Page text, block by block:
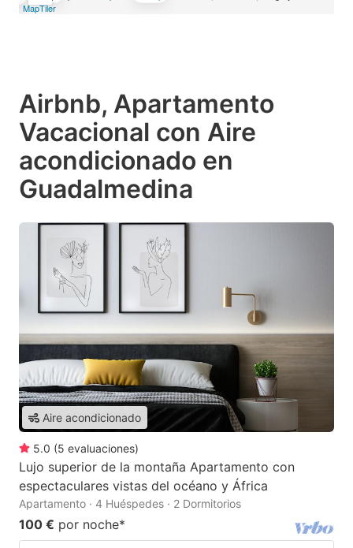
MapTiler
Airbnb, Apartamento
Vacacional con Aire
acondicionado en
Guadalmedina
Aire acondicionado
5.0 (5 evaluaciones)
Lujo superior de la montaña Apartamento con
espectaculares vistas del océano y África
Apartamento · 4 Huéspedes · 2 Dormitorios
100 € por noche*